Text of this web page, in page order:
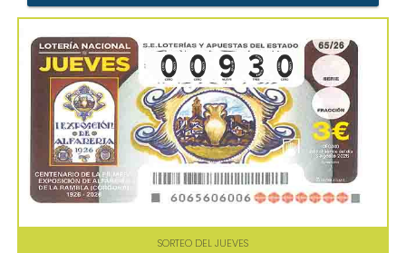
SORTEO DEL JUEVES